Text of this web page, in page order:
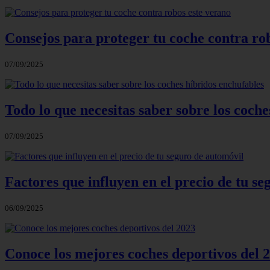
Consejos para proteger tu coche contra
07/09/2025
Todo lo que necesitas saber sobre los
07/09/2025
Factores que influyen en el precio de tu
06/09/2025
Conoce los mejores coches deportivos del